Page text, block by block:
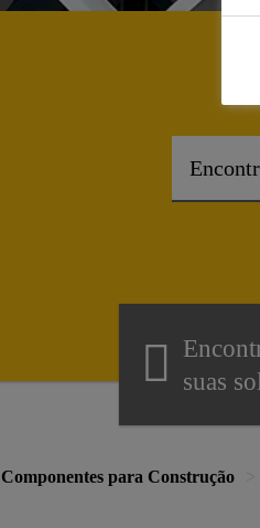
suas
Componentes para Construção